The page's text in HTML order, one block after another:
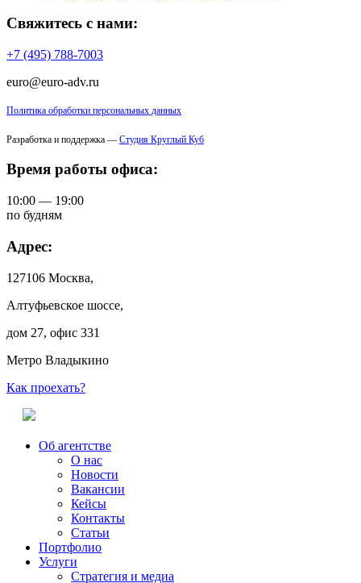
Свяжитесь с нами:
+7 (495) 788-7003
euro@euro-adv.ru
Политика обработки персональных данных
Разработка и поддержка — Студия Круглый Куб
Время работы офиса:
10:00 — 19:00
по будням
Адрес:
127106 Москва,
Алтуфьевское шоссе,
дом 27, офис 331
Метро Владыкино
Как проехать?
Об агентстве
О нас
Новости
Вакансии
Кейсы
Контакты
Статьи
Портфолио
Услуги
Стратегия и медиа